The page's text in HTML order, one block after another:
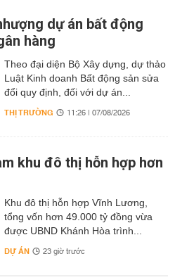
dự án bất động
hàng
Theo đại diện Bộ Xây dựng, dự thảo
Luật Kinh doanh Bất động sản sửa
đổi quy định, đối với dự án...
THỊ TRƯỜNG 11:26 | 07/08/2026
khu đô thị hỗn hợp hơn
Khu đô thị hỗn hợp Vĩnh Lương,
tổng vốn hơn 49.000 tỷ đồng vừa
được UBND Khánh Hòa trình...
DỰ ÁN 23 giờ trước